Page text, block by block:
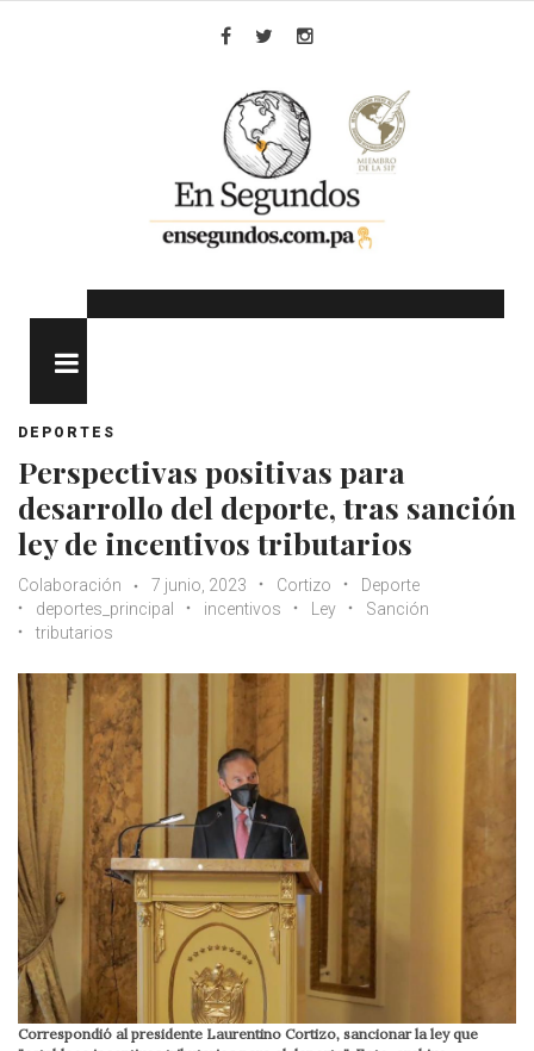
DEPORTES
Perspectivas positivas para
desarrollo del deporte, tras sanción
ley de incentivos tributarios
Colaboración 7 junio, 2023 Cortizo
Deporte
deportes_principal
incentivos Ley
Sanción
tributarios
Correspondió al presidente Laurentino Cortizo, sancionar la ley que